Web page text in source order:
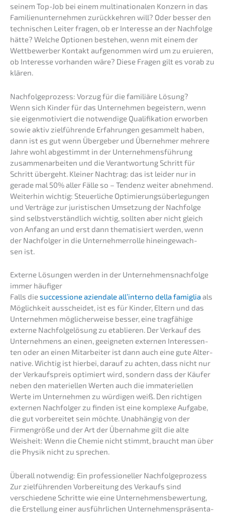
seinem Top-Job bei einem multi­na­tio­na­len Konzern in das
Famili­en­un­ter­neh­men zurück­keh­ren will? Oder besser den
techni­schen Leiter fragen, ob er Inter­es­se an der Nachfol­ge
hätte? Welche Optio­nen bestehen, wenn mit einem der
Wettbe­wer­ber Kontakt aufge­nom­men wird um zu eruie­ren,
ob Inter­es­se vorhan­den wäre? Diese Fragen gilt es vorab zu
klären.
Nachfol­ge­pro­zess: Vorzug für die familiä­re Lösung?
Wenn sich Kinder für das Unter­neh­men begeis­tern, wenn
sie eigen­mo­ti­viert die notwen­di­ge Quali­fi­ka­ti­on erwor­ben
sowie aktiv zielfüh­ren­de Erfah­run­gen gesam­melt haben,
dann ist es gut wenn Überge­ber und Überneh­mer mehre­re
Jahre wohl abgestimmt in der Unter­neh­mens­füh­rung
zusam­men­ar­bei­ten und die Verant­wor­tung Schritt für
Schritt übergeht. Kleiner Nachtrag: das ist leider nur in
gerade mal 50% aller Fälle so – Tendenz weiter abneh­mend.
Weiter­hin wichtig: Steuer­li­che Optimie­rungs­über­le­gun­gen
und Verträ­ge zur juris­ti­schen Umset­zung der Nachfol­ge
sind selbst­ver­ständ­lich wichtig, sollten aber nicht gleich
von Anfang an und erst dann thema­ti­siert werden, wenn
der Nachfol­ger in die Unter­neh­mer­rol­le hinein­ge­wach­
sen ist.
Exter­ne Lösun­gen werden in der Unternehmens­nachfolge
immer häufiger
Falls diesucces­sio­ne aziend­a­le all’interno della famigliaals
Möglich­keit ausschei­det, ist es für Kinder, Eltern und das
Unter­neh­men mögli­cher­wei­se besser, eine tragfä­hi­ge
exter­ne Nachfol­ge­lö­sung zu etablie­ren. Der Verkauf des
Unter­neh­mens an einen, geeig­ne­ten exter­nen Inter­es­sen­
ten oder an einen Mitar­bei­ter ist dann auch eine gute Alter­
na­ti­ve. Wichtig ist hierbei, darauf zu achten, dass nicht nur
der Verkaufs­preis optimiert wird, sondern dass der Käufer
neben den materi­el­len Werten auch die immate­ri­el­len
Werte im Unter­neh­men zu würdi­gen weiß. Den richti­gen
exter­nen Nachfol­ger zu finden ist eine komple­xe Aufga­be,
die gut vorbe­rei­tet sein möchte. Unabhän­gig von der
Firmen­grö­ße und der Art der Übernah­me gilt die alte
Weisheit: Wenn die Chemie nicht stimmt, braucht man über
die Physik nicht zu sprechen.
Überall notwen­dig: Ein profes­sio­nel­ler Nachfolgeprozess
Zur zielfüh­ren­den Vorbe­rei­tung des Verkaufs sind
verschie­de­ne Schrit­te wie eine Unter­neh­mens­be­wer­tung,
die Erstel­lung einer ausführ­li­chen Unter­neh­mens­prä­sen­ta­